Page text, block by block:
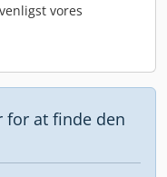
vores
for at finde den